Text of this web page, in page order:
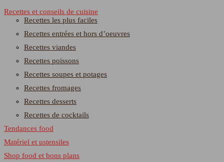
Recettes et conseils de cuisine
Recettes les plus faciles
Recettes entrées et hors d’oeuvres
Recettes viandes
Recettes poissons
Recettes soupes et potages
Recettes fromages
Recettes desserts
Recettes de cocktails
Tendances food
Matériel et ustensiles
Shop food et bons plans